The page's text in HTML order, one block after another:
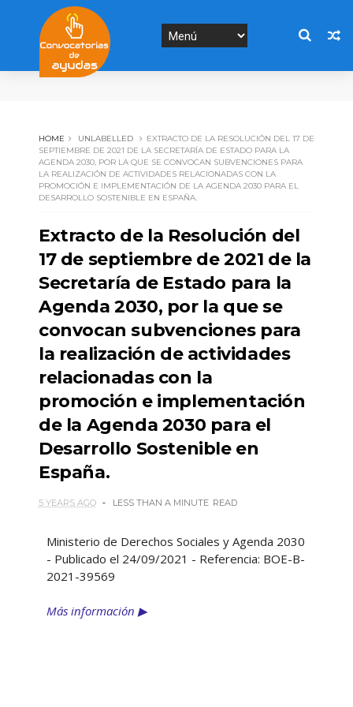
HOME UNLABELLED
EXTRACTO DE LA RESOLUCIÓN DEL 17 DE
SEPTIEMBRE DE 2021 DE LA SECRETARÍA DE ESTADO PARA LA
AGENDA 2030, POR LA QUE SE CONVOCAN SUBVENCIONES PARA
LA REALIZACIÓN DE ACTIVIDADES RELACIONADAS CON LA
PROMOCIÓN E IMPLEMENTACIÓN DE LA AGENDA 2030 PARA EL
DESARROLLO SOSTENIBLE EN ESPAÑA.
Extracto de la Resolución del
17 de septiembre de 2021 de la
Secretaría de Estado para la
Agenda 2030, por la que se
convocan subvenciones para
la realización de actividades
relacionadas con la
promoción e implementación
de la Agenda 2030 para el
Desarrollo Sostenible en
España.
5 YEARS AGO LESS THAN A MINUTE READ
Ministerio de Derechos Sociales y Agenda 2030
- Publicado el 24/09/2021 - Referencia: BOE-B-
2021-39569
Más información ▶